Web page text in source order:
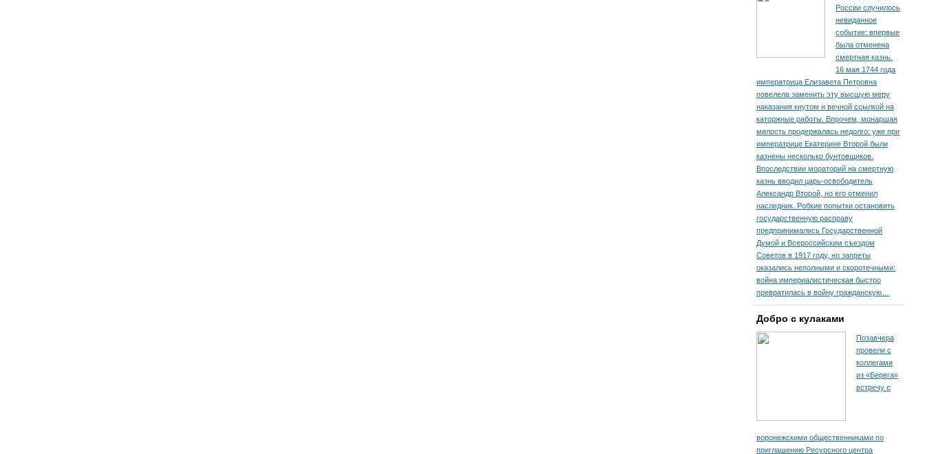
России случилось
невиданное
событие: впервые
была отменена
смертная казнь.
16 мая 1744 года
императрица Елизавета Петровна
повелела заменить эту высшую меру
наказания кнутом и вечной ссылкой на
каторжные работы. Впрочем, монаршая
милость продержалась недолго: уже при
императрице Екатерине Второй были
казнены несколько бунтовщиков.
Впоследствии мораторий на смертную
казнь вводил царь-освободитель
Александр Второй, но его отменил
наследник. Робкие попытки остановить
государственную расправу
предпринимались Государственной
Думой и Всероссийским съездом
Советов в 1917 году, но запреты
оказались неполными и скоротечными:
война империалистическая быстро
превратилась в войну гражданскую…
Добро с кулаками
Позавчера
провели с
коллегами
из «Берега»
встречу с
воронежскими общественниками по
приглашению Ресурсного центра